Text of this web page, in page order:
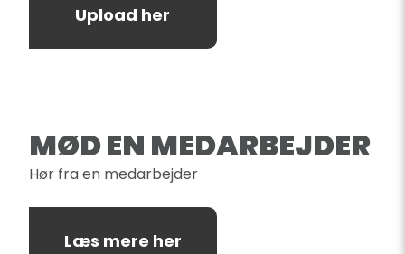
Upload her
MØD EN MEDARBEJDER
Hør fra en medarbejder
Læs mere her